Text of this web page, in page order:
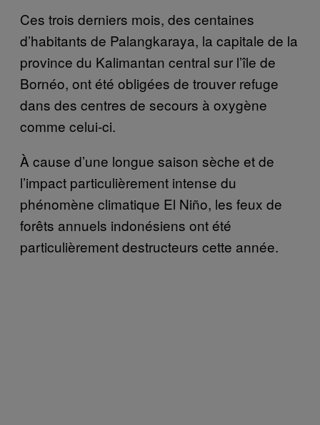
Ces trois derniers mois, des centaines
d’habitants de Palangkaraya, la capitale de la
province du Kalimantan central sur l’île de
Bornéo, ont été obligées de trouver refuge
dans des centres de secours à oxygène
comme celui-ci.
À cause d’une longue saison sèche et de
l’impact particulièrement intense du
phénomène climatique El Niño, les feux de
forêts annuels indonésiens ont été
particulièrement destructeurs cette année.